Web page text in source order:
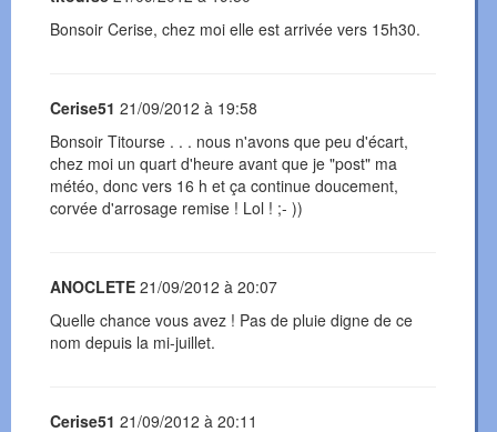
Bonsoir Cerise, chez moi elle est arrivée vers 15h30.
Cerise51 21/09/2012 à 19:58
Bonsoir Titourse . . . nous n'avons que peu d'écart,
chez moi un quart d'heure avant que je "post" ma
météo, donc vers 16 h et ça continue doucement,
corvée d'arrosage remise ! Lol ! ;- ))
ANOCLETE 21/09/2012 à 20:07
Quelle chance vous avez ! Pas de pluie digne de ce
nom depuis la mi-juillet.
Cerise51 21/09/2012 à 20:11